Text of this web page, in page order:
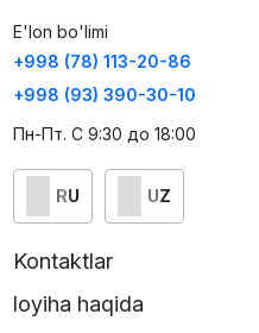
E'lon bo'limi
+998 (78) 113-20-86
+998 (93) 390-30-10
Пн-Пт. С 9:30 до 18:00
RU UZ
Kontaktlar
loyiha haqida